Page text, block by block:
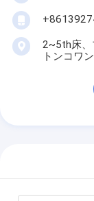
2~5th床、
トンコワ